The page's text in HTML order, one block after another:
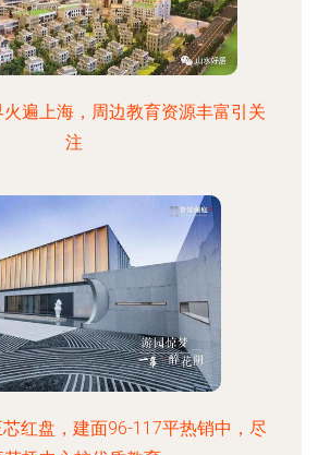
遍上海，周边教育资源丰富引关
注
红盘，建面96-117平热销中，尽